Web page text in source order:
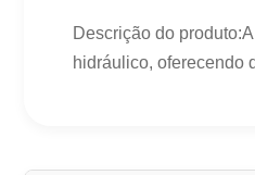
Descrição do
hidráulico, oferecendo